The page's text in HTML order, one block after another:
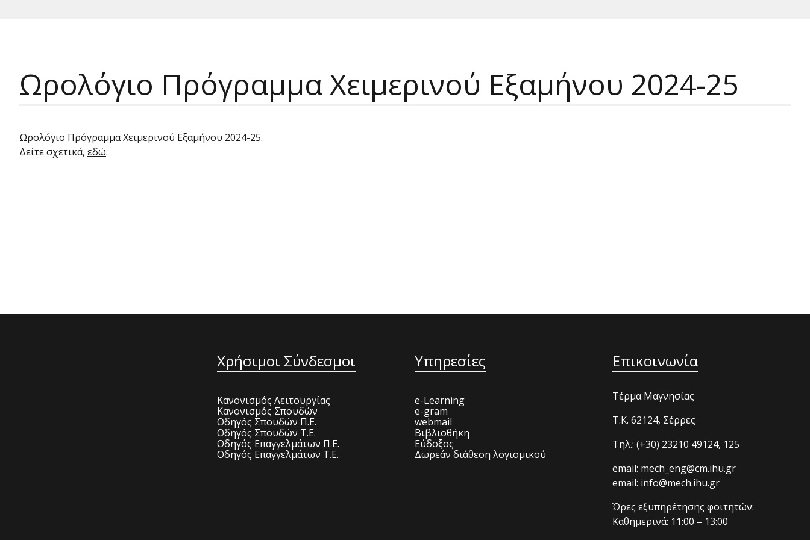
Ωρολόγιο Πρόγραμμα Χειμερινού Εξαμήνου 2024-25
Ωρολόγιο Πρόγραμμα Χειμερινού Εξαμήνου 2024-25.
Δείτε σχετικά, εδώ.
Χρήσιμοι Σύνδεσμοι
Κανονισμός Λειτουργίας
Κανονισμός Σπουδών
Οδηγός Σπουδών Π.Ε.
Οδηγός Σπουδών Τ.Ε.
Οδηγός Επαγγελμάτων Π.Ε.
Οδηγός Επαγγελμάτων Τ.Ε.
Υπηρεσίες
e-Learning
e-gram
webmail
Βιβλιοθήκη
Εύδοξος
Δωρεάν διάθεση λογισμικού
Επικοινωνία
Τέρμα Μαγνησίας
T.K. 62124, Σέρρες
Τηλ.: (+30) 23210 49124, 125
email: mech_eng@cm.ihu.gr
email: info@mech.ihu.gr
Ώρες εξυπηρέτησης φοιτητών:
Καθημερινά: 11:00 – 13:00